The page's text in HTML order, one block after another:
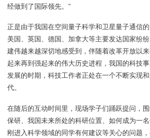
经做到了国际领先。”
正是由于我国在空间量子科学和卫星量子通信
美国、英国、德国、加拿大等主要发达国家纷
建伟越来越深切地感受到，伴随着改革开放以
起来再到强起来的伟大历史进程，我国的科技
发展的时期，科技工作者正处在一个不断实现
代。
在随后的互动时间里，现场学子们踊跃提问，
保研、我国未来所处的科研位置、如何成为一
刚进入科学领域的同学有何建议等关心的问题